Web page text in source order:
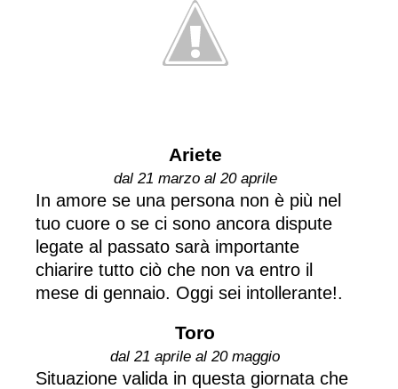
Ariete
dal 21 marzo al 20 aprile
In amore se una persona non è più nel
tuo cuore o se ci sono ancora dispute
legate al passato sarà importante
chiarire tutto ciò che non va entro il
mese di gennaio. Oggi sei intollerante!.
Toro
dal 21 aprile al 20 maggio
Situazione valida in questa giornata che